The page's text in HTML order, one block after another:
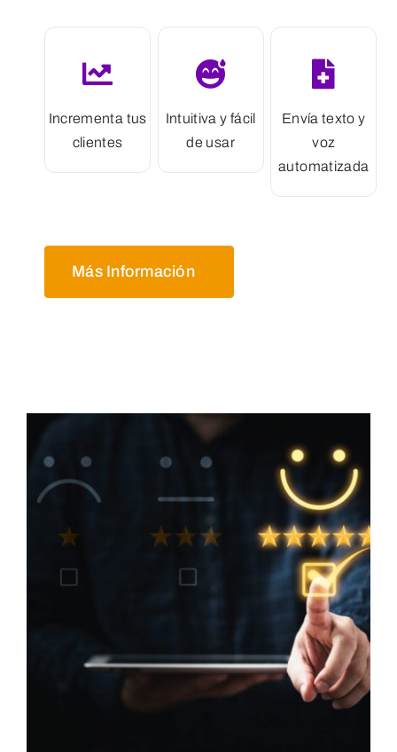
Incrementa tus
clientes
Intuitiva y fácil
de usar
Envía texto y
voz
automatizada
Más Información